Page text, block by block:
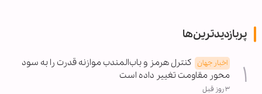
پربازدیدترین‌ها
اخبار جهان کنترل هرمز و باب‌المندب موازنه قدرت را به سود
محور مقاومت تغییر داده است
۳ روز قبل